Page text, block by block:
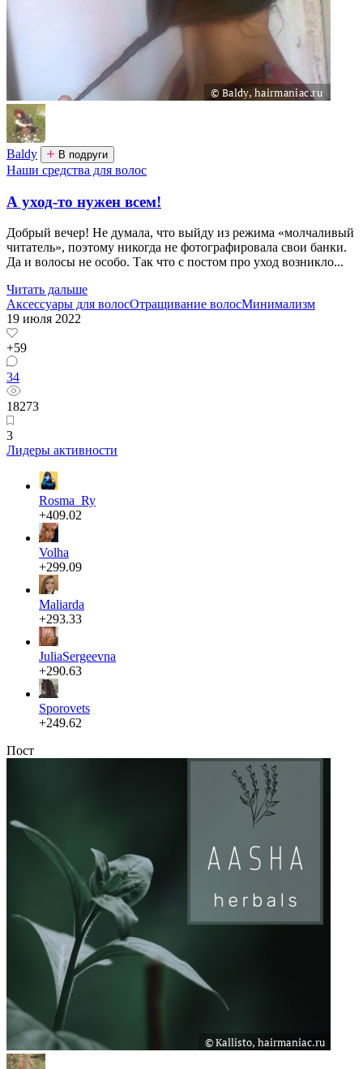
Baldy В подруги
Наши средства для волос
А уход-то нужен всем!
Добрый вечер! Не думала, что выйду из режима «молчаливый
читатель», поэтому никогда не фотографировала свои банки.
Да и волосы не особо. Так что с постом про уход возникло...
Читать дальше
Аксессуары для волосОтращивание волосМинимализм
19 июля 2022
+59
34
18273
3
Лидеры активности
Rosma_Ry
+409.02
Volha
+299.09
Maliarda
+293.33
JuliaSergeevna
+290.63
Sporovets
+249.62
Пост